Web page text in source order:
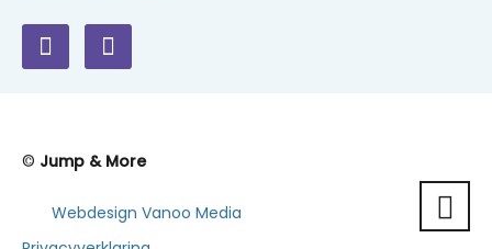
© Jump & More
Webdesign Vanoo Media